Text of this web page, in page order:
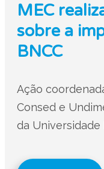
MEC
sobre a
BNCC
Ação
Consed e
da Universidade